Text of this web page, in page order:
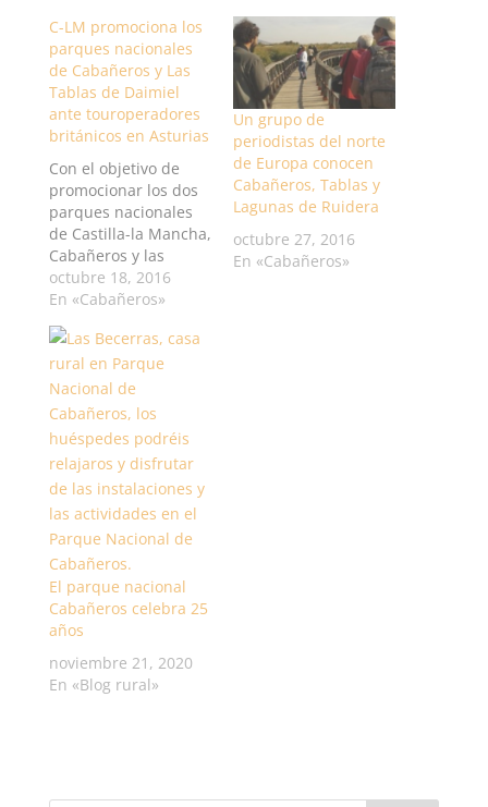
C-LM promociona los
parques nacionales
de Cabañeros y Las
Tablas de Daimiel
ante touroperadores
británicos en Asturias
Con el objetivo de
promocionar los dos
parques nacionales
de Castilla-la Mancha,
Cabañeros y las
Tablas de Daimiel, el
Gobierno de Castilla-
La Mancha, de la
mano de la Oficina
Española de Turismo
en Londres, ha
participado en un
'workshop' en
Asturias para 10
touroperadores
británicos. La reunión
se ha llevado…
octubre 18, 2016
En «Cabañeros»
Un grupo de
periodistas del norte
de Europa conocen
Cabañeros, Tablas y
Lagunas de Ruidera
octubre 27, 2016
En «Cabañeros»
El parque nacional
Cabañeros celebra 25
años
noviembre 21, 2020
En «Blog rural»